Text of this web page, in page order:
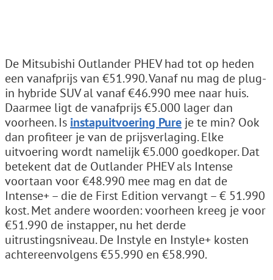
De Mitsubishi Outlander PHEV had tot op heden
een vanafprijs van €51.990. Vanaf nu mag de plug-
in hybride SUV al vanaf €46.990 mee naar huis.
Daarmee ligt de vanafprijs €5.000 lager dan
voorheen. Is instapuitvoering Pure je te min? Ook
dan profiteer je van de prijsverlaging. Elke
uitvoering wordt namelijk €5.000 goedkoper. Dat
betekent dat de Outlander PHEV als Intense
voortaan voor €48.990 mee mag en dat de
Intense+ – die de First Edition vervangt – € 51.990
kost. Met andere woorden: voorheen kreeg je voor
€51.990 de instapper, nu het derde
uitrustingsniveau. De Instyle en Instyle+ kosten
achtereenvolgens €55.990 en €58.990.